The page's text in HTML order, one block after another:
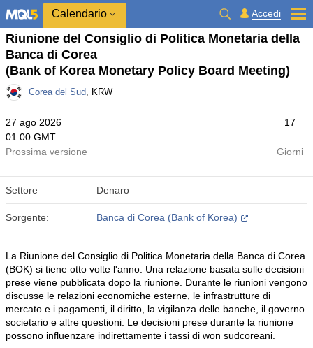
Calendario Accedi
Riunione del Consiglio di Politica Monetaria della
Banca di Corea
(Bank of Korea Monetary Policy Board Meeting)
Corea del Sud, KRW
27 ago 2026
01:00 GMT
17
Prossima versione Giorni
Settore Denaro
Sorgente: Banca di Corea (Bank of Korea)
La Riunione del Consiglio di Politica Monetaria della Banca di Corea
(BOK) si tiene otto volte l'anno. Una relazione basata sulle decisioni
prese viene pubblicata dopo la riunione. Durante le riunioni vengono
discusse le relazioni economiche esterne, le infrastrutture di
mercato e i pagamenti, il diritto, la vigilanza delle banche, il governo
societario e altre questioni. Le decisioni prese durante la riunione
possono influenzare indirettamente i tassi di won sudcoreani.